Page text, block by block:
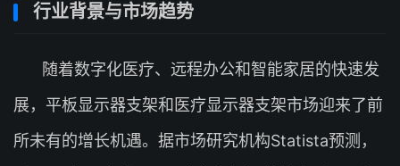
行业背景与市场趋势
随着数字化医疗、远程办公和智能家居的快速发
展，平板显示器支架和医疗显示器支架市场迎来了前
所未有的增长机遇。据市场研究机构Statista预测，